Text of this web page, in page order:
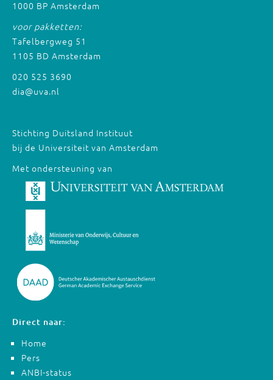
1000 BP Amsterdam
voor pakketten:
Tafelbergweg 51
1105 BD Amsterdam
020 525 3690
dia@uva.nl
Stichting Duitsland Instituut
bij de Universiteit van Amsterdam
Met ondersteuning van
Direct naar:
Home
Pers
ANBI-status